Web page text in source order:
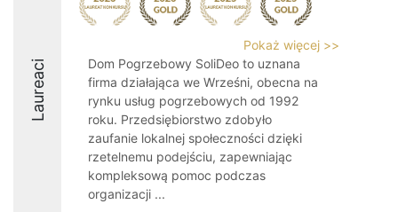
Laureaci
Pokaż więcej >>
Dom Pogrzebowy SoliDeo to uznana
firma działająca we Wrześni, obecna na
rynku usług pogrzebowych od 1992
roku. Przedsiębiorstwo zdobyło
zaufanie lokalnej społeczności dzięki
rzetelnemu podejściu, zapewniając
kompleksową pomoc podczas
organizacji ...